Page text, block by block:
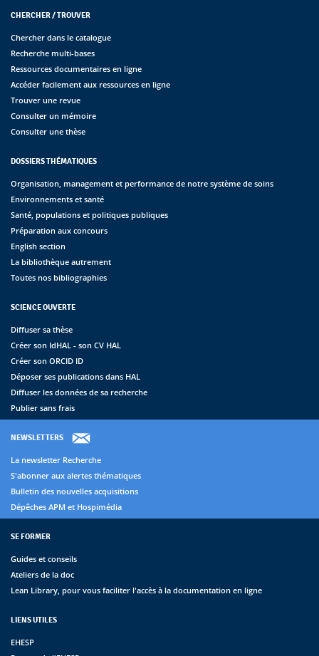
CHERCHER / TROUVER
Chercher dans le catalogue
Recherche multi-bases
Ressources documentaires en ligne
Accéder facilement aux ressources en ligne
Trouver une revue
Consulter un mémoire
Consulter une thèse
DOSSIERS THÉMATIQUES
Organisation, management et performance de notre système de soins
Environnements et santé
Santé, populations et politiques publiques
Préparation aux concours
English section
La bibliothèque autrement
Toutes nos bibliographies
SCIENCE OUVERTE
Diffuser sa thèse
Créer son IdHAL - son CV HAL
Créer son ORCID ID
Déposer ses publications dans HAL
Diffuser les données de sa recherche
Publier sans frais
NEWSLETTERS
La newsletter Recherche
S'abonner aux alertes thématiques
Bulletin des nouvelles acquisitions
Dépêches APM et Hospimédia
SE FORMER
Guides et conseils
Ateliers de la doc
Lean Library, pour vous faciliter l'accès à la documentation en ligne
LIENS UTILES
EHESP